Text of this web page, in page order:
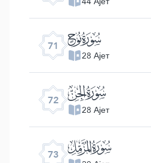
71 ﯴ
28 Ајет
72 ﯵ
28 Ајет
73 ﯶ